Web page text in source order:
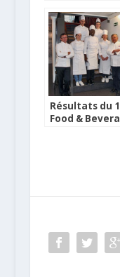
Raissac
Résultats du
Food &